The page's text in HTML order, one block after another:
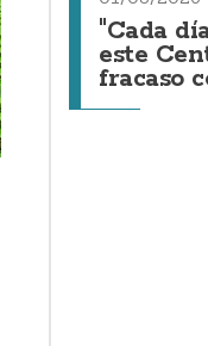
"Cada
este
fracaso